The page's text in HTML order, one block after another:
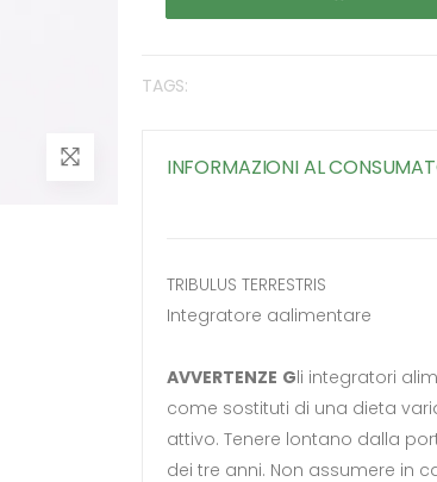
TAGS:
INFORMAZIONI AL
TRIBULUS TERRESTRIS
Integratore aalimentare
AVVERTENZE Gli integratori
come sostituti di una dieta
attivo. Tenere lontano dalla
dei tre anni. Non assumere in